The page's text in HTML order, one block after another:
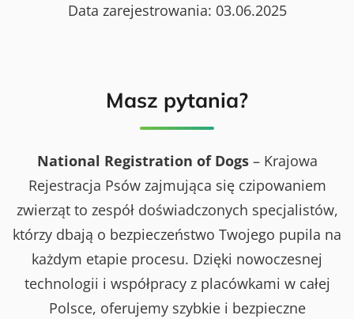
Data zarejestrowania: 03.06.2025
Masz pytania?
National Registration of Dogs– Krajowa
Rejestracja Psów zajmująca się czipowaniem
zwierząt to zespół doświadczonych specjalistów,
którzy dbają o bezpieczeństwo Twojego pupila na
każdym etapie procesu. Dzięki nowoczesnej
technologii i współpracy z placówkami w całej
Polsce, oferujemy szybkie i bezpieczne